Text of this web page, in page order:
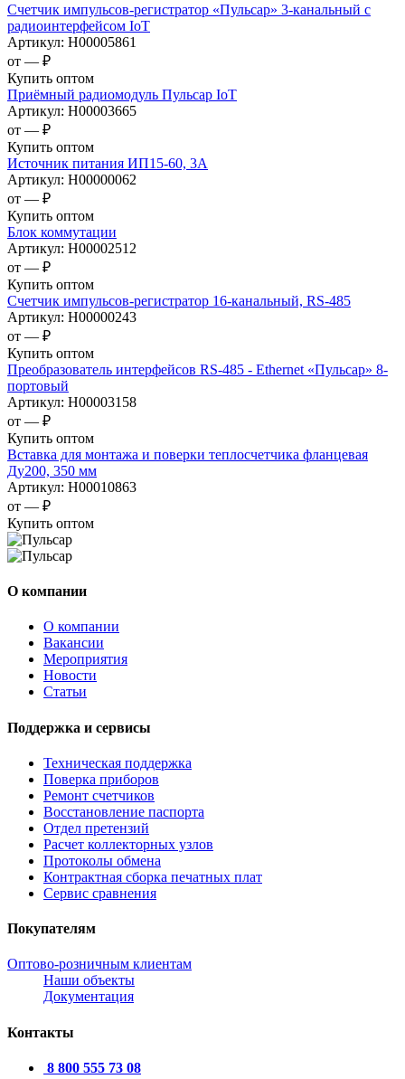
Счетчик импульсов-регистратор «Пульсар» 3-канальный с
радиоинтерфейсом IoT
Артикул: Н00005861
от — ₽
Купить оптом
Приёмный радиомодуль Пульсар IoT
Артикул: Н00003665
от — ₽
Купить оптом
Источник питания ИП15-60, 3А
Артикул: Н00000062
от — ₽
Купить оптом
Блок коммутации
Артикул: Н00002512
от — ₽
Купить оптом
Счетчик импульсов-регистратор 16-канальный, RS-485
Артикул: Н00000243
от — ₽
Купить оптом
Преобразователь интерфейсов RS-485 - Ethernet «Пульсар» 8-
портовый
Артикул: Н00003158
от — ₽
Купить оптом
Вставка для монтажа и поверки теплосчетчика фланцевая
Ду200, 350 мм
Артикул: Н00010863
от — ₽
Купить оптом
О компании
О компании
Вакансии
Мероприятия
Новости
Статьи
Поддержка и сервисы
Техническая поддержка
Поверка приборов
Ремонт счетчиков
Восстановление паспорта
Отдел претензий
Расчет коллекторных узлов
Протоколы обмена
Контрактная сборка печатных плат
Сервис сравнения
Покупателям
Оптово-розничным клиентам
Наши объекты
Документация
Контакты
8 800 555 73 08